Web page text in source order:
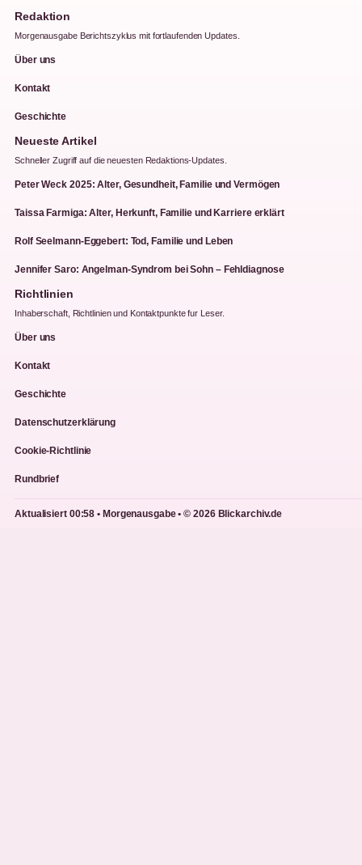
Redaktion
Morgenausgabe Berichtszyklus mit fortlaufenden Updates.
Über uns
Kontakt
Geschichte
Neueste Artikel
Schneller Zugriff auf die neuesten Redaktions-Updates.
Peter Weck 2025: Alter, Gesundheit, Familie und Vermögen
Taissa Farmiga: Alter, Herkunft, Familie und Karriere erklärt
Rolf Seelmann-Eggebert: Tod, Familie und Leben
Jennifer Saro: Angelman-Syndrom bei Sohn – Fehldiagnose
Richtlinien
Inhaberschaft, Richtlinien und Kontaktpunkte fur Leser.
Über uns
Kontakt
Geschichte
Datenschutzerklärung
Cookie-Richtlinie
Rundbrief
Aktualisiert 00:58 • Morgenausgabe • © 2026 Blickarchiv.de